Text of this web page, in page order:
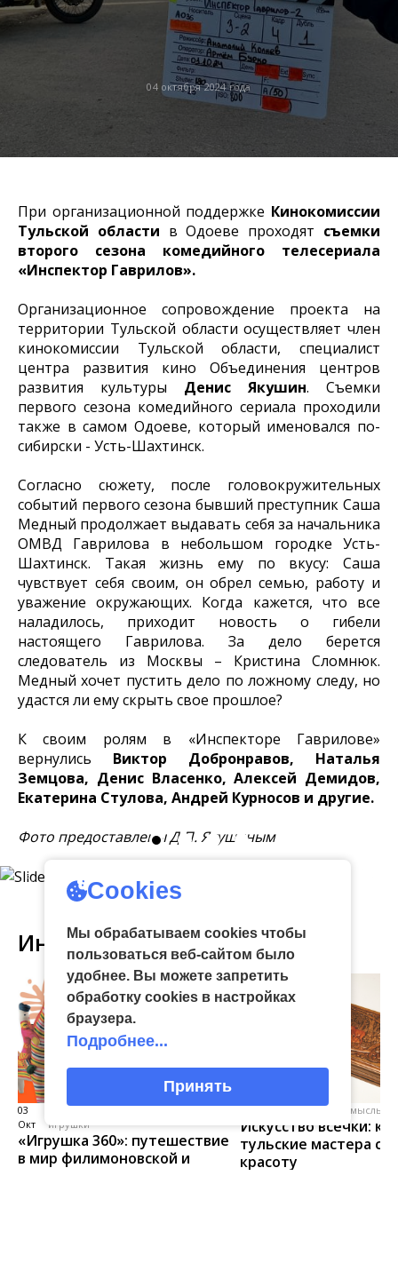
04 октября 2024 года
При организационной поддержке Кинокомиссии
Тульской области в Одоеве проходят съемки
второго сезона комедийного телесериала
«Инспектор Гаврилов».
Организационное сопровождение проекта на
территории Тульской области осуществляет член
кинокомиссии Тульской области, специалист
центра развития кино Объединения центров
развития культуры Денис Якушин. Съемки
первого сезона комедийного сериала проходили
также в самом Одоеве, который именовался по-
сибирски - Усть-Шахтинск.
Согласно сюжету, после головокружительных
событий первого сезона бывший преступник Саша
Медный продолжает выдавать себя за начальника
ОМВД Гаврилова в небольшом городке Усть-
Шахтинск. Такая жизнь ему по вкусу: Саша
чувствует себя своим, он обрел семью, работу и
уважение окружающих. Когда кажется, что все
наладилось, приходит новость о гибели
настоящего Гаврилова. За дело берется
следователь из Москвы – Кристина Сломнюк.
Медный хочет пустить дело по ложному следу, но
удастся ли ему скрыть свое прошлое?
К своим ролям в «Инспекторе Гаврилове»
вернулись Виктор Добронравов, Наталья
Земцова, Денис Власенко, Алексей Демидов,
Екатерина Стулова, Андрей Курносов и другие.
Фото предоставлены Д.П. Якушиным
Интересное
03
Окт
виртуальная галерея глиняной
игрушки
«Игрушка 360»: путешествие
в мир филимоновской и
04 Июл народные промыслы,
Искусство всечки: как
тульские мастера
красоту
Cookies
Мы обрабатываем cookies чтобы
пользоваться веб-сайтом было
удобнее. Вы можете запретить
обработку сookies в настройках
браузера.
Подробнее...
Принять